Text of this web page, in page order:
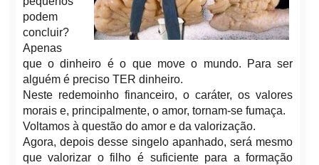
podem
concluir?
Apenas
que o dinheiro é o que move o mundo. Para ser
alguém é preciso TER dinheiro.
Neste redemoinho financeiro, o caráter, os valores
morais e, principalmente, o amor, tornam-se fumaça.
Voltamos à questão do amor e da valorização.
Agora, depois desse singelo apanhado, será mesmo
que valorizar o filho é suficiente para a formação